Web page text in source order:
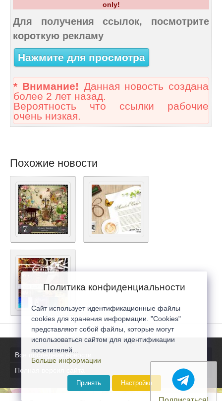
only!
Для получения ссылок, посмотрите
короткую рекламу
Нажмите для просмотра
* Внимание! Данная новость создана
более 2 лет назад.
Вероятность что ссылки рабочие
очень низкая.
Похожие новости
Все последние новости
Полная версия сайта
Политика конфиденциальности
Сайт использует идентификационные файлы
cookies для хранения информации. "Cookies"
представляют собой файлы, которые могут
использоваться сайтом для идентификации
посетителей...
Больше информации
Принять Настройка